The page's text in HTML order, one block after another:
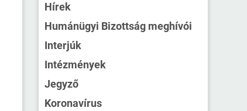
Hírek
Humánügyi Bizottság meghívói
Interjúk
Intézmények
Jegyző
Koronavírus